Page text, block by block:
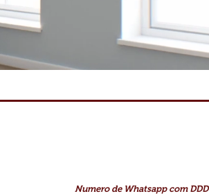
Numero de Whatsapp com DDD